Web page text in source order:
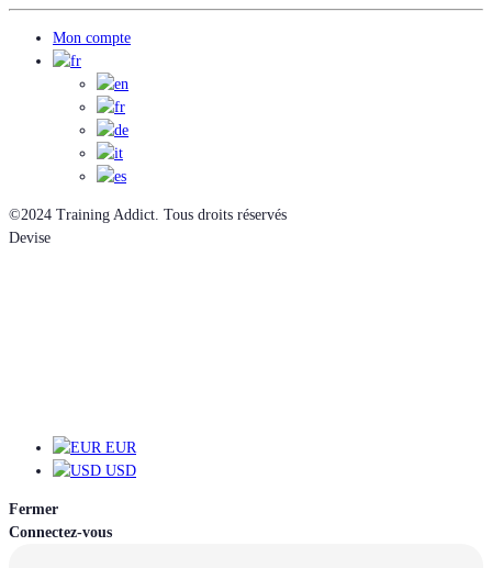
Mon compte
©2024 Training Addict. Tous droits réservés
Devise
EUR
USD
Fermer
Connectez-vous